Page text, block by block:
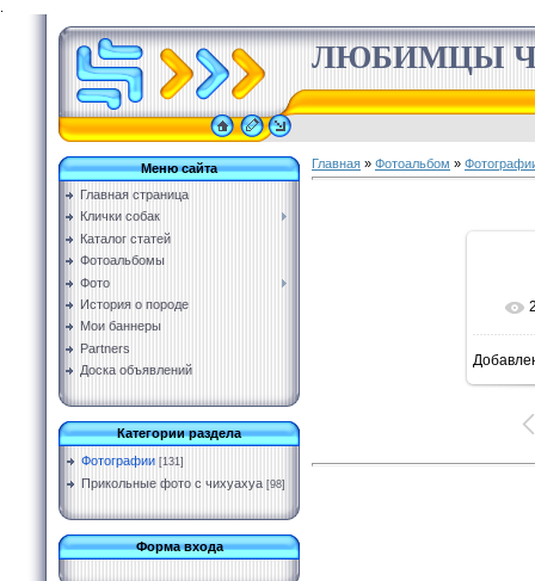
ЛЮБИМЦЫ
Меню сайта
Главная страница
Клички собак
Каталог статей
Фотоальбомы
Фото
История о породе
Мои баннеры
Partners
Доска объявлений
Категории раздела
Фотографии [131]
Прикольные фото с чихуахуа [98]
Форма входа
Главная » Фотоальбом »